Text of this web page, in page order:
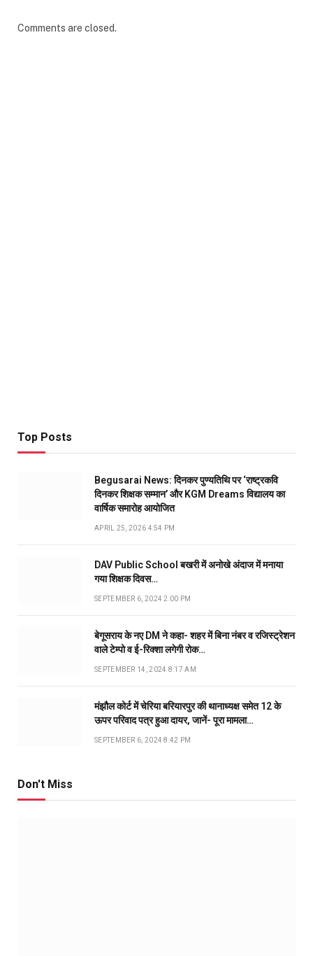
Comments are closed.
Top Posts
Begusarai News: दिनकर पुण्यतिथि पर ‘राष्ट्रकवि
दिनकर शिक्षक सम्मान’ और KGM Dreams विद्यालय का
वार्षिक समारोह आयोजित
APRIL 25, 2026 4:54 PM
DAV Public School बखरी में अनोखे अंदाज में मनाया
गया शिक्षक दिवस…
SEPTEMBER 6, 2024 2:00 PM
बेगूसराय के नए DM ने कहा- शहर में बिना नंबर व रजिस्ट्रेशन
वाले टेम्पो व ई-रिक्शा लगेगी रोक…
SEPTEMBER 14, 2024 8:17 AM
मंझौल कोर्ट में चेरिया बरियारपुर की थानाध्यक्ष समेत 12 के
ऊपर परिवाद पत्र हुआ दायर, जानें- पूरा मामला…
SEPTEMBER 6, 2024 8:42 PM
Don't Miss